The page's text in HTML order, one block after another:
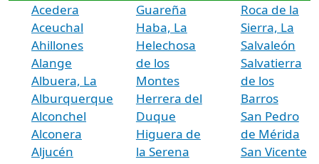
Acedera
Aceuchal
Ahillones
Alange
Albuera, La
Alburquerque
Alconchel
Alconera
Aljucén
Guareña
Haba, La
Helechosa
de los
Montes
Herrera del
Duque
Higuera de
la Serena
Roca de la
Sierra, La
Salvaleón
Salvatierra
de los
Barros
San Pedro
de Mérida
San Vicente